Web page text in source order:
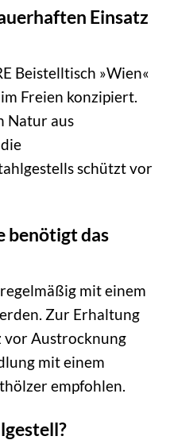
Einsatz
Beistelltisch »Wien«
Freien konzipiert.
Natur aus
schützt vor
benötigt das
mit einem
Zur Erhaltung
vor Austrocknung
mit einem
empfohlen.